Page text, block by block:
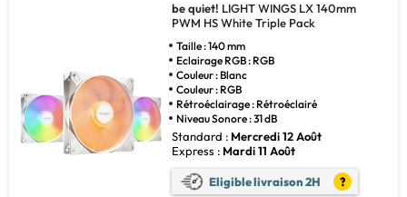
be quiet! LIGHT WINGS LX 140mm
PWM HS White Triple Pack
Taille : 140 mm
Eclairage RGB : RGB
Couleur : Blanc
Couleur : RGB
Rétroéclairage : Rétroéclairé
Niveau Sonore : 31 dB
Standard : Mercredi 12 Août
Express : Mardi 11 Août
Eligible livraison 2H ?